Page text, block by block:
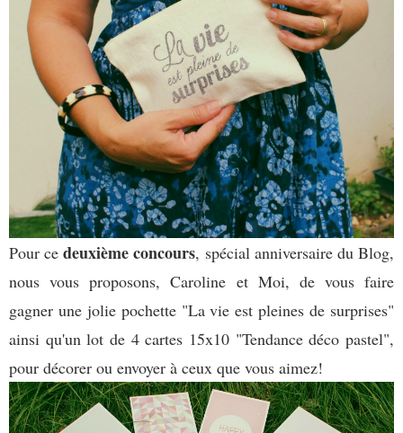
Pour cedeuxième concours, spécial anniversaire du Blog,
nous vous proposons, Caroline et Moi, de vous faire
gagner une jolie pochette "La vie est pleines de surprises"
ainsi qu'un lot de 4 cartes 15x10 "Tendance déco pastel",
pour décorer ou envoyer à ceux que vous aimez!